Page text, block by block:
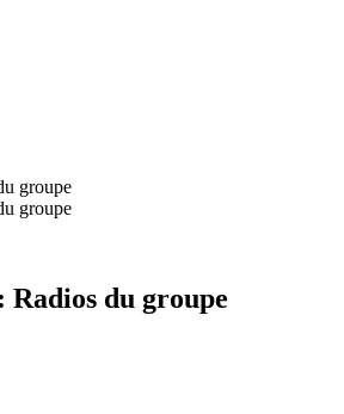
groupe
groupe
du groupe